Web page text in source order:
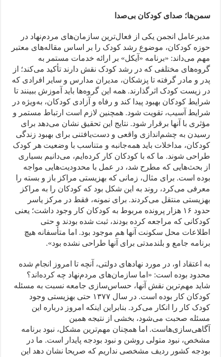
سمن‌ها؛ صدای کودکان بی‌صدا
مدیرعامل انجمن یکی از فعال‌ترین سازمان‌های مردم‌نهاد در
حوزه کودکان، موضوع رشد کودک را بر اساس مقاله‌های معتبر
مهم می‌داند: «برنامه «آیکل» بر ارائه خدمات مستمر به
گروه‌های مختلفی که در رشد کودک نقش دارند تأکید می‌کند؛ از
پدر و مادر گرفته تا پزشکان، مدیران مدارس و سایر افرادی که
در زیست کودک اثرگذارند. همه این گروه‌ها باید آموزش ببینند تا
شرایط کودکان بهبود پیدا کند و رفاه و آزادی کودکان، به‌ویژه در
شرایط آسیب، تقویت شود. همچنین لازم است ارتباط مستمر و
مؤثری با آنها برقرار شود. نتایج این تحقیق نشان می‌دهد برای
رسیدن به چشم‌اندازی واقعی و دست‌یافتنی برای بهبود زندگی
کودکان، مداخلات باید همه‌جانبه و متناسب با وضعیت هر کودک
طراحی شوند. ما که با کودکان کار کرده‌ایم، می‌دانیم بسیاری
از بحث‌هایی که مطرح شد، در عمل با محدودیت‌هایی مواجه
بوده است. برای مثال، زمانی که بهزیستی مراکز باز و بسته را
معرفی می‌کرد، روند به این شکل بود که کودکان را به مراکز
بهزیستی منتقل می‌کردند. برای نمونه، فقط در مرکز یاسر
حدود ۱۶ هزار پرونده مربوط به کودکان کار وجود داشت؛ یعنی
کودکانی که مراجعه کرده بودند، ثبت شده بودند و حتی
اطلاعات محل سکونت آنها هم موجود بود. اما متأسفانه هیچ
برنامه جامع و بلندمدتی برای آنها طراحی نشده بود».
به اعتقاد او، در مورد نهادهای دولتی، آنچه تا امروز انجام شده
محدود بوده است: «اما سازمان‌های مردم‌نهاد چه کرده‌اند؟
شاید مهم‌ترین نقش آنها، حساس‌سازی جامعه نسبت به مسئله
کودکان کار بوده است. در سال ۱۳۷۷ حتی بهزیستی وجود
کودک کار را انکار می‌کرد. بنابراین اینکه امروز درباره این
مسئله صحبت می‌شود، بخشی از نتیجه همین
آگاهی‌سازی‌هاست. اما همچنان مهم‌ترین مشکل، نبود برنامه
مشخص، نبود متولی روشن و نبود بودجه پایدار است. ما در
بودجه کشور ردیف مشخصی نداریم که صریحا نشان دهد این